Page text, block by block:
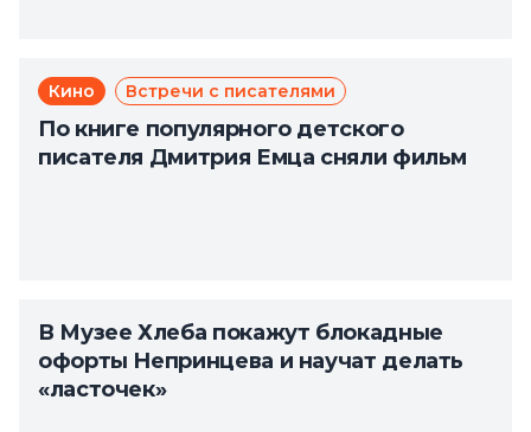
Кино Встречи с писателями
По книге популярного детского
писателя Дмитрия Емца сняли фильм
В Музее Хлеба покажут блокадные
офорты Непринцева и научат делать
«ласточек»